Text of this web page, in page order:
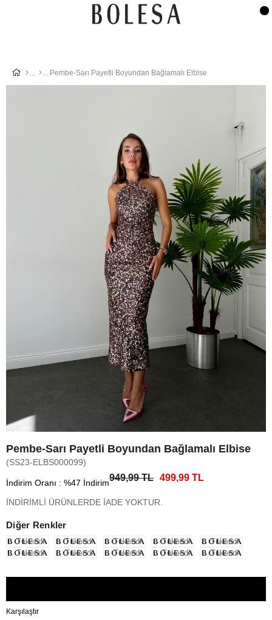
Pembe-Sarı Payetli Boyundan Bağlamalı Elbise
Pembe-Sarı Payetli Boyundan Bağlamalı Elbise
(SS23-ELBS000099)
İndirim Oranı : %47 İndirim949,99 TL 499,99 TL
İNDİRİMLİ ÜRÜNLERDE İADE YOKTUR.
Diğer Renkler
Tükendi Tükendi Tükendi Tükendi
Tükendi
Tükendi
Tükendi Tükendi Tükendi Tükendi
Karşılaştır